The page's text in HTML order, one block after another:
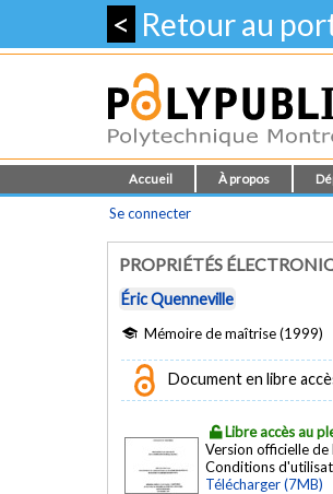
< Retour au
Accueil À propos
Se connecter
PROPRIÉTÉS
Éric Quenneville
Mémoire de maîtrise (1999)
Document en libre
Libre accès au
Version officielle
Conditions
Télécharger (7MB)